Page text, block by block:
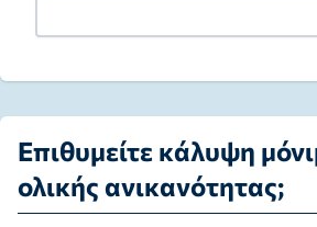
Επιθυμείτε κάλυψη
ολικής ανικανότητας;